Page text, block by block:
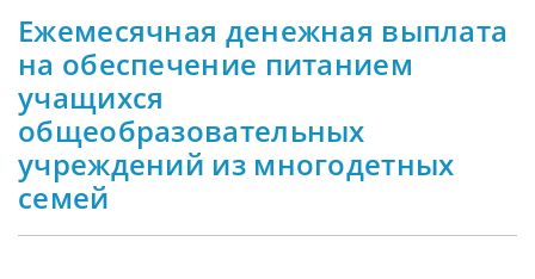
Ежемесячная денежная выплата
на обеспечение питанием
учащихся
общеобразовательных
учреждений из многодетных
семей